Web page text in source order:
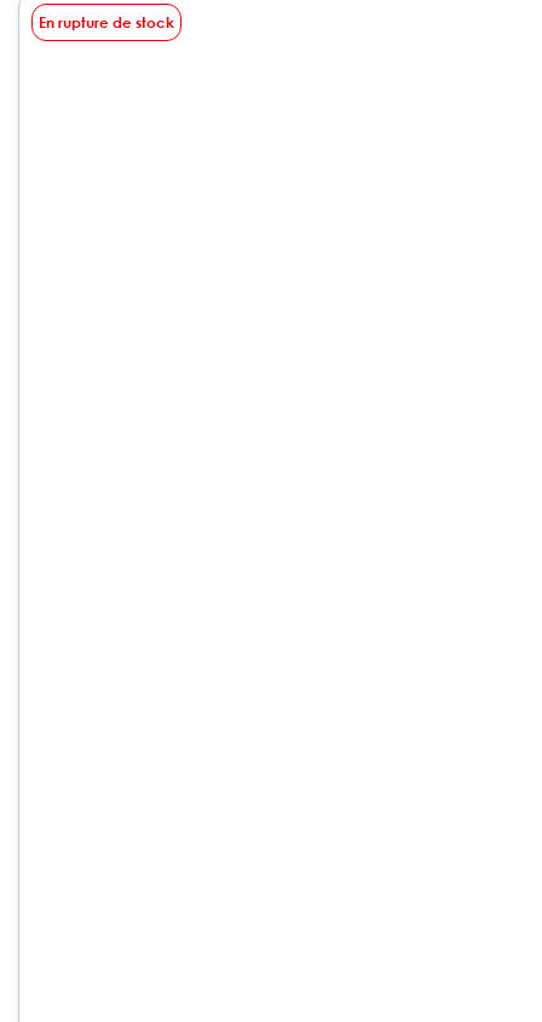
En rupture de stock